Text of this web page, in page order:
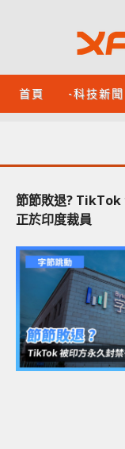
首頁 -科技新
節節敗退? TikTok
正於印度裁員